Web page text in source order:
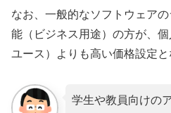
なお、一般的なソフトウェア
能（ビジネス用途）の方が、
ユース）よりも高い価格設定と
学生や教員向けの